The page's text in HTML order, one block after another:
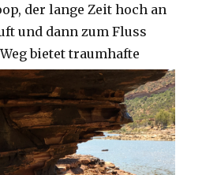
der lange Zeit hoch an
und dann zum Fluss
bietet traumhafte